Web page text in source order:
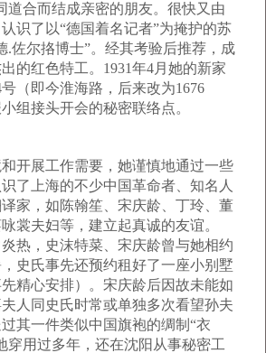
道合而结成亲密的朋友。很快又由
识了以“德国着名记者”为掩护的苏
.佐尔挌博士”。经其考验后推荐，成
的红色特工。1931年4月她的新家
（即今淮海路，后来改为1676
组接头开会的秘密联络点。
开展工作需要，她谨慎地通过一些
了上海的不少中国革命者、知名人
家，如陈翰笙、宋庆龄、丁玲、董
裳夫妇等，建立起真诚的友谊。
热，史沫特菜、宋庆龄曾与她相约
史氏事先还预约租好了一座小别墅
先精心安排）。宋庆龄后因故未能如
人同史氏时常或单独多次看望孙夫
其一件类似中国旗袍的绸制“衣
穿用过多年，还在沈阳从事秘密工